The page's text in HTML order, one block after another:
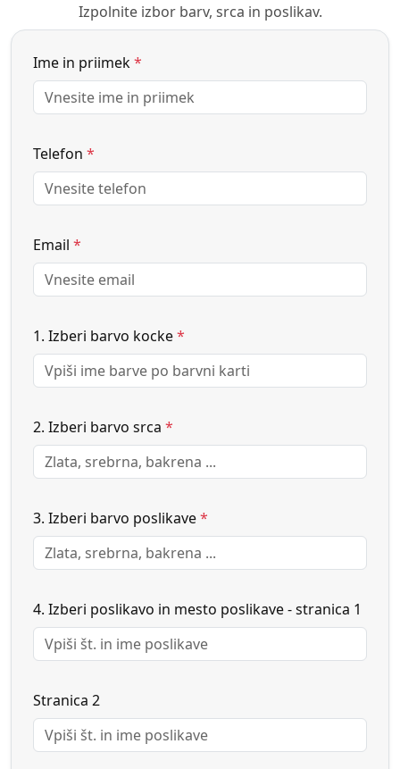
Izpolnite izbor barv, srca in poslikav.
Ime in priimek*
Telefon *
Email *
1. Izberi barvo kocke*
2. Izberi barvo srca *
3. Izberi barvo poslikave*
4. Izberi poslikavo in mesto poslikave - stranica 1
Stranica 2